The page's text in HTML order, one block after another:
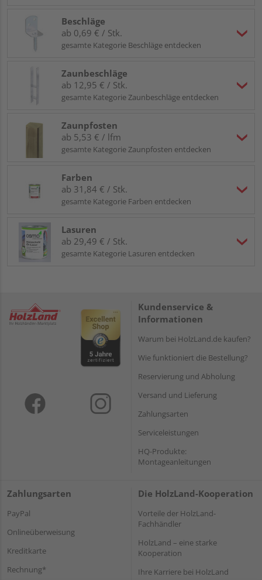
Beschläge
ab 0,69 € / Stk.
gesamte Kategorie Beschläge entdecken
Zaunbeschläge
ab 12,95 € / Stk.
gesamte Kategorie Zaunbeschläge entdecken
Zaunpfosten
ab 5,53 € / lfm
gesamte Kategorie Zaunpfosten entdecken
Farben
ab 31,84 € / Stk.
gesamte Kategorie Farben entdecken
Lasuren
ab 29,49 € / Stk.
gesamte Kategorie Lasuren entdecken
Kundenservice &
Informationen
Warum bei HolzLand.de kaufen?
Wie funktioniert die Bestellung?
Reservierung und Abholung
Versand und Lieferung
Zahlungsarten
Serviceleistungen
HQ-Produkte:
Montageanleitungen
Zahlungsarten
PayPal
Onlineüberweisung
Kreditkarte
Rechnung*
Die HolzLand-Kooperation
Vorteile der HolzLand-
Fachhändler
HolzLand – eine starke
Kooperation
Ihre Karriere bei HolzLand